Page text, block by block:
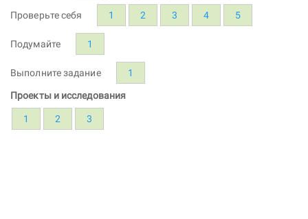
Проверьте себя 1 2 3 4 5
Подумайте 1
Выполните задание 1
Проекты и исследования
1 2 3